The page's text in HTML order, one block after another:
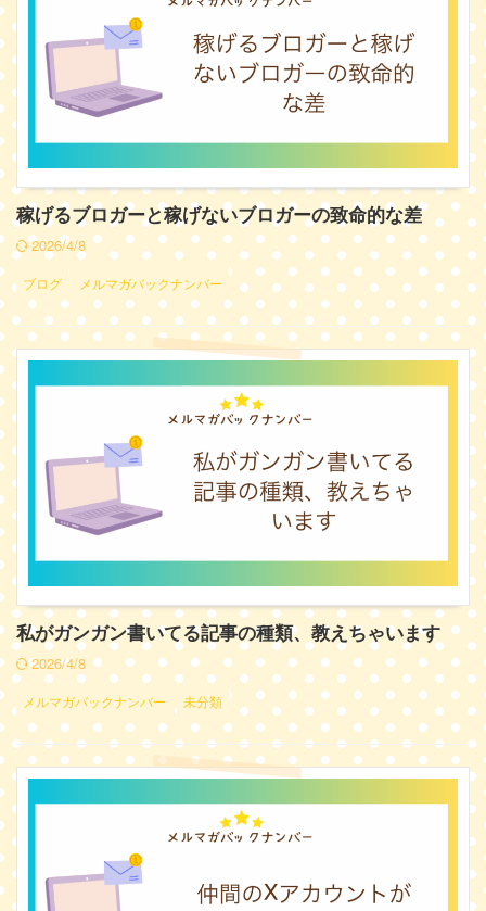
稼げるブロガーと稼げないブロガーの致命的な差
2026/4/8
ブログ メルマガバックナンバー
私がガンガン書いてる記事の種類、教えちゃいます
2026/4/8
メルマガバックナンバー 未分類